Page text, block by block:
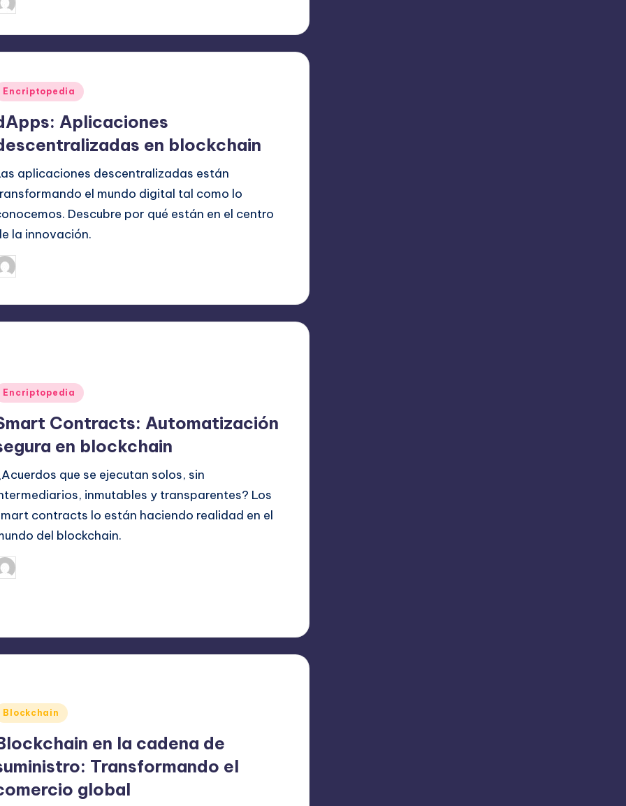
Encriptopedia
Aplicaciones
en blockchain
aplicaciones descentralizadas están
el mundo digital tal como lo
Descubre por qué están en el centro
la innovación.
Encriptopedia
Contracts: Automatización
en blockchain
que se ejecutan solos, sin
inmutables y transparentes? Los
contracts lo están haciendo realidad en el
del blockchain.
Blockchain
en la cadena de
Transformando el
global